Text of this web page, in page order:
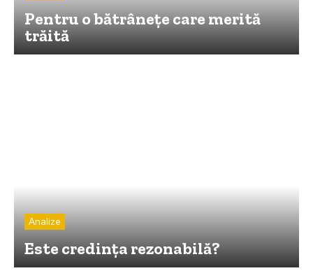
Pentru o bătrâneţe care merită
trăită
Analize
Este credinţa rezonabilă?